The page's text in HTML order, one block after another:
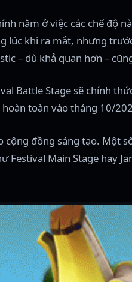
nằm ở việc các chế độ
lúc khi ra mắt, nhưng
– dù khả quan hơn –
Battle Stage sẽ chính
hoàn toàn vào tháng 10/
cộng đồng sáng tạo.
Festival Main Stage hay